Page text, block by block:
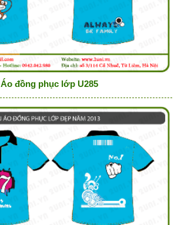
Áo đồng phục lớp U285